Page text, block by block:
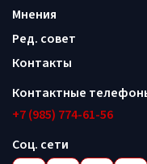
Мнения
Ред. совет
Контакты
Контактные
+7 (985) 774-61-56
Соц. сети